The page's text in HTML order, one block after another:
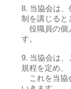
8. 当協会は
制を講じると
役職員の個
す。
9. 当協会は
規程を定め、
これを当協